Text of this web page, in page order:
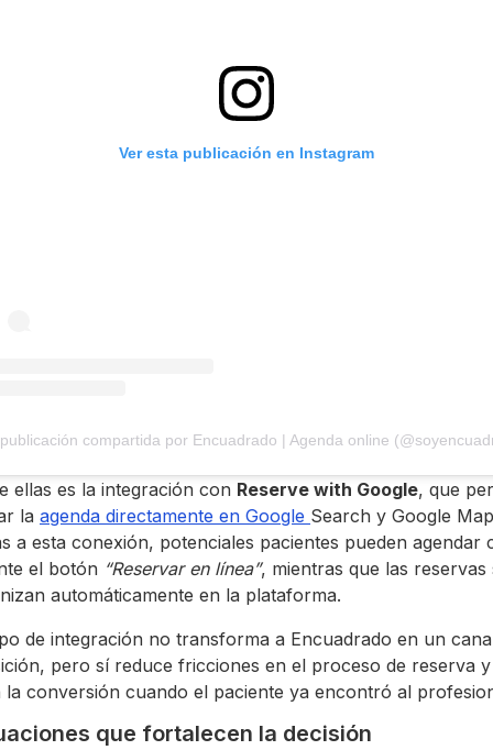
Ver esta publicación en Instagram
ellas es la integración con Reserve with Google, que
la agenda directamente en Google Search y Google
a esta conexión, potenciales pacientes pueden agendar
el botón “Reservar en línea”, mientras que las reservas
automáticamente en la plataforma.
de integración no transforma a Encuadrado en un
pero sí reduce fricciones en el proceso de reserva y
la conversión cuando el paciente ya encontró al
que fortalecen la decisión